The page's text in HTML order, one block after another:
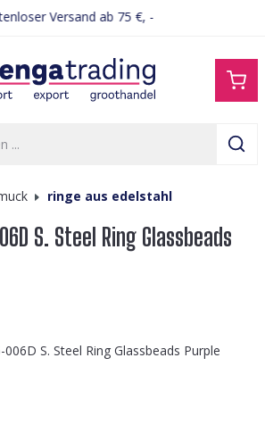
Versand ab 75 €, -
ringe aus edelstahl
S. Steel Ring Glassbeads